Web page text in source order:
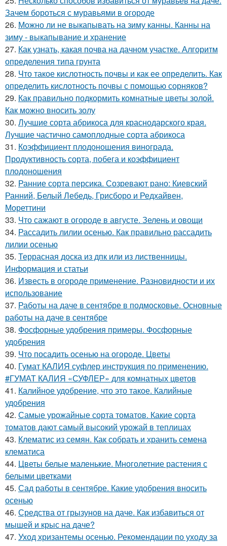
Зачем бороться с муравьями в огороде
26. Можно ли не выкапывать на зиму канны. Канны на
зиму - выкапывание и хранение
27. Как узнать, какая почва на дачном участке. Алгоритм
определения типа грунта
28. Что такое кислотность почвы и как ее определить. Как
определить кислотность почвы с помощью сорняков?
29. Как правильно подкормить комнатные цветы золой.
Как можно вносить золу
30. Лучшие сорта абрикоса для краснодарского края.
Лучшие частично самоплодные сорта абрикоса
31. Коэффициент плодоношения винограда.
Продуктивность сорта, побега и коэффициент
плодоношения
32. Ранние сорта персика. Созревают рано: Киевский
Ранний, Белый Лебедь, Грисборо и Редхайвен,
Мореттини
33. Что сажают в огороде в августе. Зелень и овощи
34. Рассадить лилии осенью. Как правильно рассадить
лилии осенью
35. Террасная доска из дпк или из лиственницы.
Информация и статьи
36. Известь в огороде применение. Разновидности и их
использование
37. Работы на даче в сентябре в подмосковье. Основные
работы на даче в сентябре
38. Фосфорные удобрения примеры. Фосфорные
удобрения
39. Что посадить осенью на огороде. Цветы
40. Гумат КАЛИЯ суфлер инструкция по применению.
#ГУМАТ КАЛИЯ «СУФЛЕР» для комнатных цветов
41. Калийное удобрение, что это такое. Калийные
удобрения
42. Самые урожайные сорта томатов. Какие сорта
томатов дают самый высокий урожай в теплицах
43. Клематис из семян. Как собрать и хранить семена
клематиса
44. Цветы белые маленькие. Многолетние растения с
белыми цветками
45. Сад работы в сентябре. Какие удобрения вносить
осенью
46. Средства от грызунов на даче. Как избавиться от
мышей и крыс на даче?
47. Уход хризантемы осенью. Рекомендации по уходу за